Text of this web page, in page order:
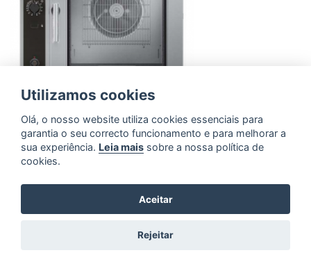
10*GN 1/1 - Gás
6.407,00€+ IVA
Utilizamos cookies
Olá, o nosso website utiliza cookies essenciais para
garantia o seu correcto funcionamento e para melhorar a
sua experiência. Leia mais sobre a nossa política de
cookies.
Aceitar
Rejeitar